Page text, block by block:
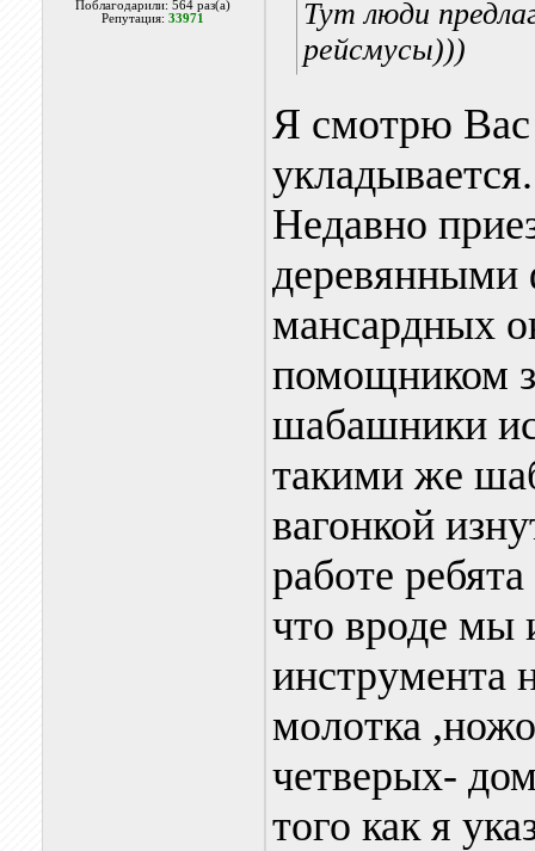
Поблагодарили: 564 раз(а)
Репутация:33971
Тут люди
рейсмусы)))
Я смотрю Вас
Недавно
деревянными
мансардных
помощником
шабашники
такими же
вагонкой
работе
что вроде мы
инструмента
молотка
четверых-
того как я